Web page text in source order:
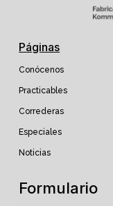
Páginas
Conócenos
Practicables
Correderas
Especiales
Noticias
Formulario